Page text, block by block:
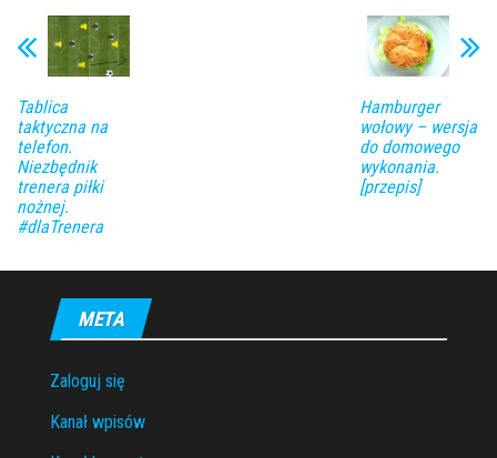
Tablica
taktyczna na
telefon.
Niezbędnik
trenera piłki
nożnej.
#dlaTrenera
Hamburger
wołowy – wersja
do domowego
wykonania.
[przepis]
META
Zaloguj się
Kanał wpisów